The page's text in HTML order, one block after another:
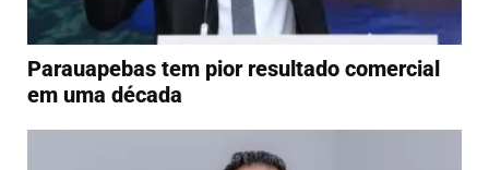
Parauapebas tem pior resultado comercial
em uma década